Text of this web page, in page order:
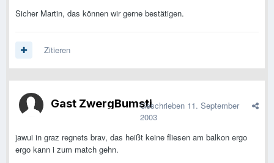
Sicher Martin, das können wir gerne bestätigen.
Zitieren
Gast ZwergBumstiGeschrieben 11. September
2003
jawui in graz regnets brav, das heißt keine fliesen am balkon ergo
ergo kann i zum match gehn.